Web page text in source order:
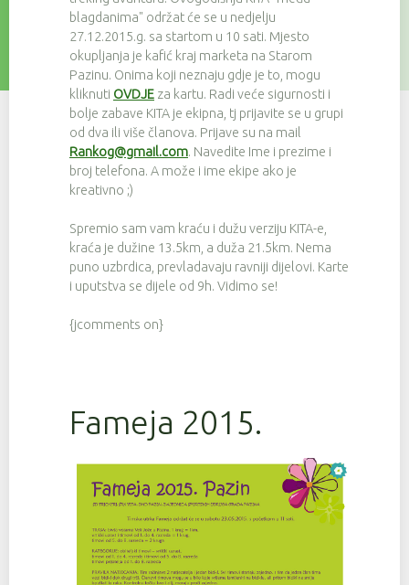
blagdanima" održat će se u nedjelju
27.12.2015.g. sa startom u 10 sati. Mjesto
okupljanja je kafić kraj marketa na Starom
Pazinu. Onima koji neznaju gdje je to, mogu
kliknuti OVDJE za kartu. Radi veće sigurnosti i
bolje zabave KITA je ekipna, tj prijavite se u grupi
od dva ili više članova. Prijave su na mail
Rankog@gmail.com. Navedite Ime i prezime i
broj telefona. A može i ime ekipe ako je
kreativno ;)
Spremio sam vam kraću i dužu verziju KITA-e,
kraća je dužine 13.5km, a duža 21.5km. Nema
puno uzbrdica, prevladavaju ravniji dijelovi. Karte
i uputstva se dijele od 9h. Vidimo se!
{jcomments on}
Fameja 2015.